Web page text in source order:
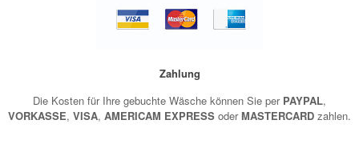
Zahlung
Die Kosten für Ihre gebuchte Wäsche können Sie per PAYPAL,
VORKASSE, VISA, AMERICAM EXPRESS oderMASTERCARD zahlen.